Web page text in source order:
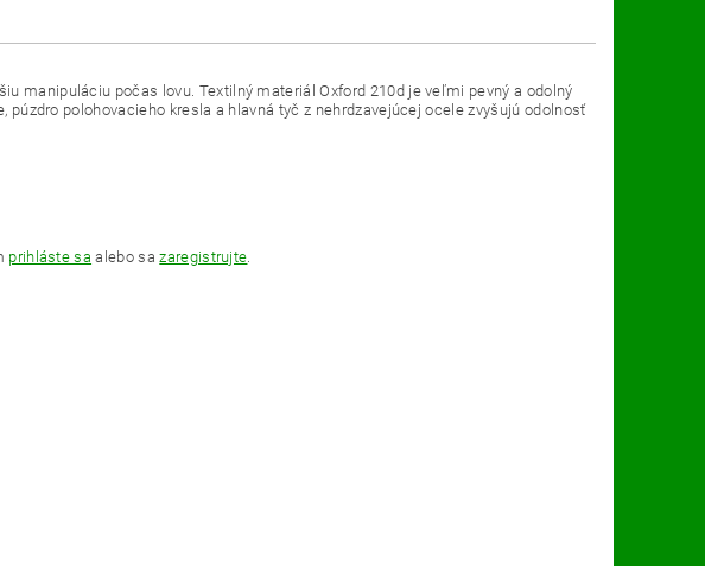
manipuláciu počas lovu. Textilný materiál Oxford 210d je veľmi pevný a odolný
polohovacieho kresla a hlavná tyč z nehrdzavejúcej ocele zvyšujú odolnosť
prihláste sa alebo sazaregistrujte.